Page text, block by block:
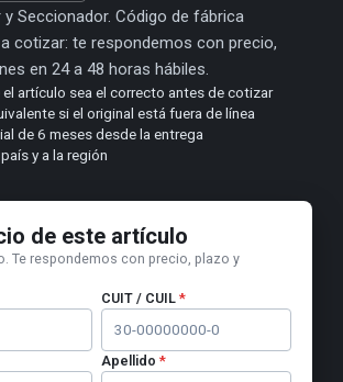
y Seccionador. Código de fábrica
cotizar: te respondemos con precio,
en 24 a 48 horas hábiles.
artículo sea el correcto antes de cotizar
si el original está fuera de línea
de 6 meses desde la entrega
y a la región
de este artículo
Te respondemos con precio, plazo y
CUIT / CUIL *
Apellido *